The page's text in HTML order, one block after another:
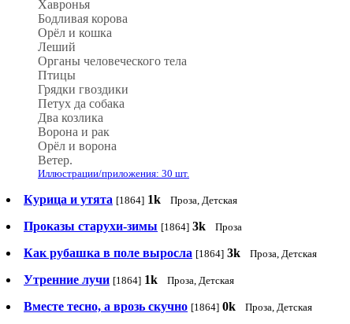
Хавронья
Бодливая корова
Орёл и кошка
Леший
Органы человеческого тела
Птицы
Грядки гвоздики
Петух да собака
Два козлика
Ворона и рак
Орёл и ворона
Ветер.
Иллюстрации/приложения: 30 шт.
Курица и утята [1864] 1k Проза, Детская
Проказы старухи-зимы [1864] 3k Проза
Как рубашка в поле выросла [1864] 3k Проза, Детская
Утренние лучи [1864] 1k Проза, Детская
Вместе тесно, а врозь скучно [1864] 0k Проза, Детская